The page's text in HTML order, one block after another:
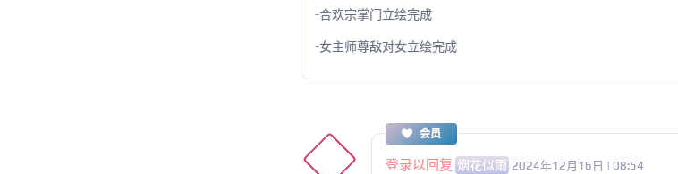
-合欢宗掌门立绘完成
-女主师尊敌对女立绘完成
会员
登录以回复 烟花似雨 2024年12月16日 | 08:54